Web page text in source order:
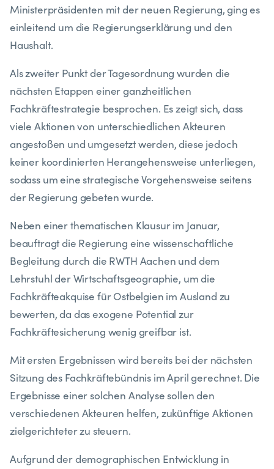
Ministerpräsidenten mit der neuen Regierung, ging es
einleitend um die Regierungserklärung und den
Haushalt.
Als zweiter Punkt der Tagesordnung wurden die
nächsten Etappen einer ganzheitlichen
Fachkräftestrategie besprochen. Es zeigt sich, dass
viele Aktionen von unterschiedlichen Akteuren
angestoßen und umgesetzt werden, diese jedoch
keiner koordinierten Herangehensweise unterliegen,
sodass um eine strategische Vorgehensweise seitens
der Regierung gebeten wurde.
Neben einer thematischen Klausur im Januar,
beauftragt die Regierung eine wissenschaftliche
Begleitung durch die RWTH Aachen und dem
Lehrstuhl der Wirtschaftsgeographie, um die
Fachkräfteakquise für Ostbelgien im Ausland zu
bewerten, da das exogene Potential zur
Fachkräftesicherung wenig greifbar ist.
Mit ersten Ergebnissen wird bereits bei der nächsten
Sitzung des Fachkräftebündnis im April gerechnet. Die
Ergebnisse einer solchen Analyse sollen den
verschiedenen Akteuren helfen, zukünftige Aktionen
zielgerichteter zu steuern.
Aufgrund der demographischen Entwicklung in